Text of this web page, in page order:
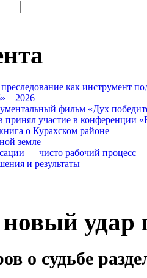
как инструмент
– 2026
фильм «Дух
принял участие в конференции
о Курахском районе
земле
— чисто рабочий процесс
и результаты
новый удар
о судьбе